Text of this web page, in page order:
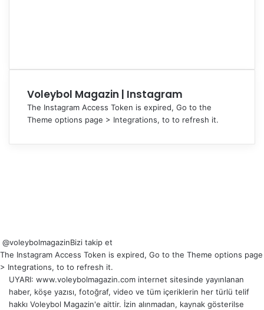
Voleybol Magazin | Instagram
The Instagram Access Token is expired, Go to the
Theme options page > Integrations, to to refresh it.
@voleybolmagazinBizi takip et
The Instagram Access Token is expired, Go to the Theme options page
> Integrations, to to refresh it.
UYARI: www.voleybolmagazin.com internet sitesinde yayınlanan
haber, köşe yazısı, fotoğraf, video ve tüm içeriklerin her türlü telif
hakkı Voleybol Magazin'e aittir. İzin alınmadan, kaynak gösterilse